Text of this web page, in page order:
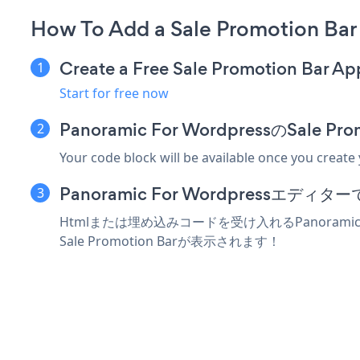
How To Add a Sale Promotion
Create a Free Sale Promotion Bar
Start for free now
Panoramic For WordpressのSale
Your code block will be available once you
Panoramic For Wordpressエディター
Htmlまたは埋め込みコードを受け入れる
Sale Promotion Barが表示されます！